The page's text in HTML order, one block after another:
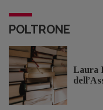
POLTRONE
Laura